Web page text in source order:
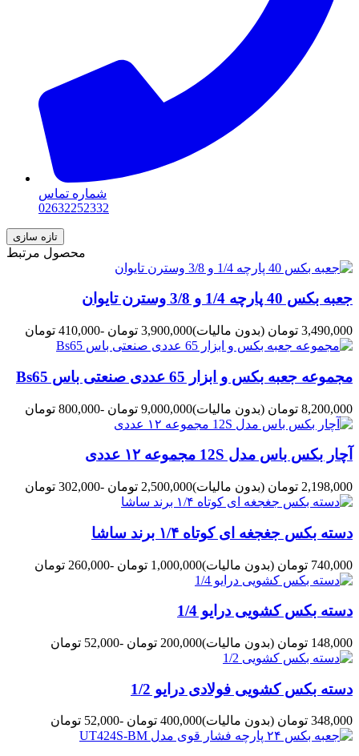
شماره تماس
02632252332
محصول مرتبط
جعبه بکس 40 پارچه 1/4 و 3/8 وسترن تایوان
3,490,000 تومان (بدون مالیات)3,900,000 تومان -410,000 تومان
مجموعه جعبه بکس و ابزار 65 عددی صنعتی باس Bs65
8,200,000 تومان (بدون مالیات)9,000,000 تومان -800,000 تومان
آچار بکس باس مدل 12S مجموعه ۱۲ عددی
2,198,000 تومان (بدون مالیات)2,500,000 تومان -302,000 تومان
دسته بکس جغجغه ای کوتاه ۱/۴ برند ساشا
740,000 تومان (بدون مالیات)1,000,000 تومان -260,000 تومان
دسته بکس کشویی درایو 1/4
148,000 تومان (بدون مالیات)200,000 تومان -52,000 تومان
دسته بکس کشویی فولادی درایو 1/2
348,000 تومان (بدون مالیات)400,000 تومان -52,000 تومان